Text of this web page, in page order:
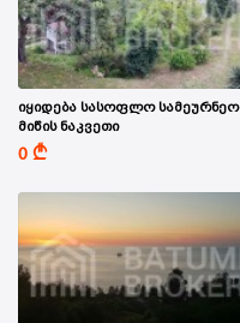
იყიდება სასოფლო სამეურნეო
მიწის ნაკვეთი
0 A